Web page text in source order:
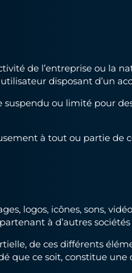
de l’entreprise ou la
disposant d’un
suspendu ou limité pour
à tout ou partie de
logos, icônes, sons,
à d’autres
de ces différents
que ce soit, constitue